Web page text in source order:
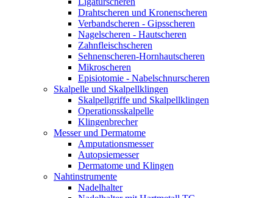
Drahtscheren und Kronenscheren
Verbandscheren - Gipsscheren
Nagelscheren - Hautscheren
Zahnfleischscheren
Sehnenscheren-Hornhautscheren
Mikroscheren
Episiotomie - Nabelschnurscheren
Skalpelle und Skalpellklingen
Skalpellgriffe und Skalpellklingen
Operationsskalpelle
Klingenbrecher
Messer und Dermatome
Amputationsmesser
Autopsiemesser
Dermatome und Klingen
Nahtinstrumente
Nadelhalter